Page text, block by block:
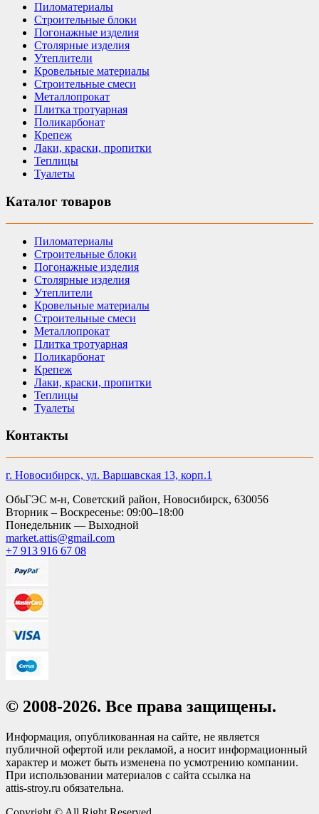
Пиломатериалы
Строительные блоки
Погонажные изделия
Столярные изделия
Утеплители
Кровельные материалы
Строительные смеси
Металлопрокат
Плитка тротуарная
Поликарбонат
Крепеж
Лаки, краски, пропитки
Теплицы
Туалеты
Каталог товаров
Пиломатериалы
Строительные блоки
Погонажные изделия
Столярные изделия
Утеплители
Кровельные материалы
Строительные смеси
Металлопрокат
Плитка тротуарная
Поликарбонат
Крепеж
Лаки, краски, пропитки
Теплицы
Туалеты
Контакты
г. Новосибирск, ул. Варшавская 13, корп.1
ОбьГЭС м-н, Советский район, Новосибирск, 630056
Вторник – Воскресенье: 09:00–18:00
Понедельник — Выходной
market.attis@gmail.com
+7 913 916 67 08
© 2008-2026. Все права защищены.
Информация, опубликованная на сайте, не является
публичной офертой или рекламой, а носит информационный
характер и может быть изменена по усмотрению компании.
При использовании материалов с сайта ссылка на
attis-stroy.ru обязательна.